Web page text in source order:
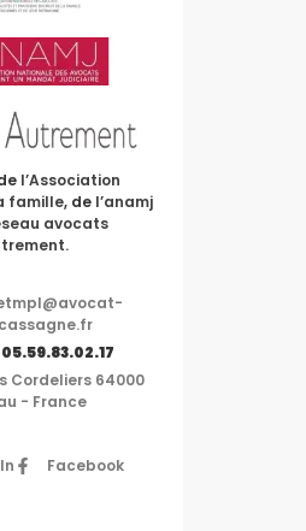
l’Association
famille, de l’anamj
avocats
Cordeliers 64000
- France
Facebook